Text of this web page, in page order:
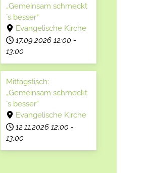
„Gemeinsam schmeckt
´s besser“
Evangelische Kirche
17.09.2026 12:00 -
13:00
Mittagstisch:
„Gemeinsam schmeckt
´s besser“
Evangelische Kirche
12.11.2026 12:00 -
13:00